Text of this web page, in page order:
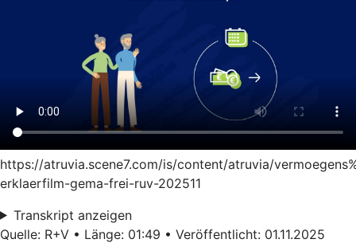
https://atruvia.scene7.com/is/content/atruvia/
erklaerfilm-gema-frei-ruv-202511
Transkript anzeigen
Quelle: R+V • Länge: 01:49 • Veröffentlicht: 01.11.2025